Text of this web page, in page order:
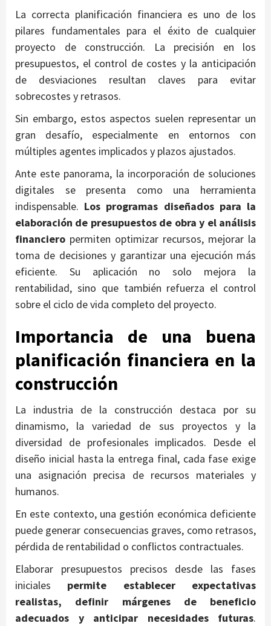
La correcta planificación financiera es uno de los
pilares fundamentales para el éxito de cualquier
proyecto de construcción. La precisión en los
presupuestos, el control de costes y la anticipación
de desviaciones resultan claves para evitar
sobrecostes y retrasos.
Sin embargo, estos aspectos suelen representar un
gran desafío, especialmente en entornos con
múltiples agentes implicados y plazos ajustados.
Ante este panorama, la incorporación de soluciones
digitales se presenta como una herramienta
indispensable. Los programas diseñados para la
elaboración de presupuestos de obra y el análisis
financiero permiten optimizar recursos, mejorar la
toma de decisiones y garantizar una ejecución más
eficiente. Su aplicación no solo mejora la
rentabilidad, sino que también refuerza el control
sobre el ciclo de vida completo del proyecto.
Importancia de una buena
planificación financiera en la
construcción
La industria de la construcción destaca por su
dinamismo, la variedad de sus proyectos y la
diversidad de profesionales implicados. Desde el
diseño inicial hasta la entrega final, cada fase exige
una asignación precisa de recursos materiales y
humanos.
En este contexto, una gestión económica deficiente
puede generar consecuencias graves, como retrasos,
pérdida de rentabilidad o conflictos contractuales.
Elaborar presupuestos precisos desde las fases
iniciales permite establecer expectativas
realistas, definir márgenes de beneficio
adecuados y anticipar necesidades futuras.